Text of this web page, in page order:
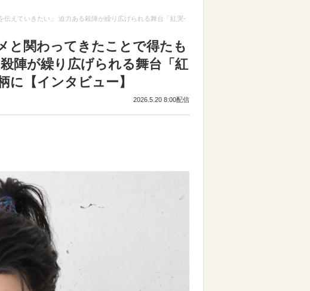
えていきたい」 迫力ある殺陣が繰り広げられる舞台「紅哭‐
と関わってきたことで得たも
陣が繰り広げられる舞台「紅
に【インタビュー】
2026.5.20 8:00配信